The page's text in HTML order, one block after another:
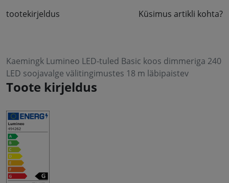
tootekirjeldus Küsimus artikli kohta?
Kaemingk Lumineo LED-tuled Basic koos dimmeriga 240
LED soojavalge välitingimustes 18 m läbipaistev
Toote kirjeldus